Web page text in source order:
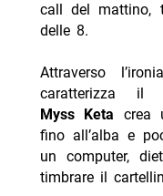
call del mattino,
delle 8.
Attraverso
caratterizza il
Myss Keta crea
fino all’alba e
un computer,
timbrare il